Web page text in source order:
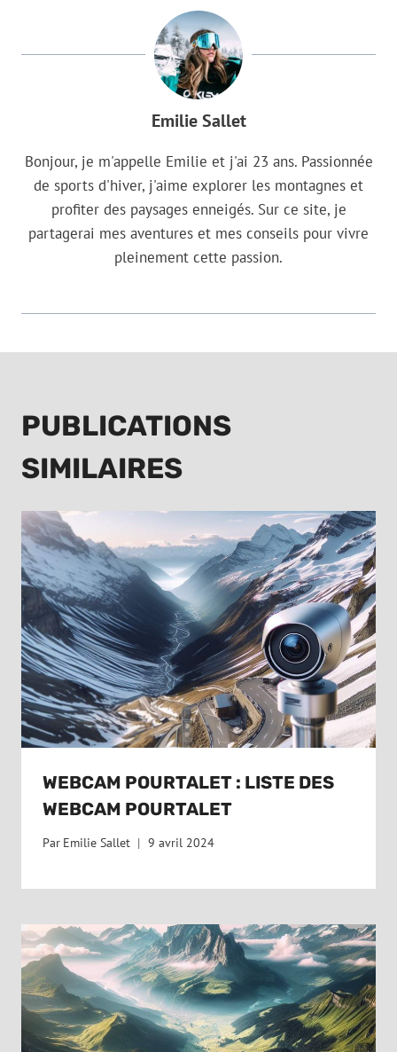
Emilie Sallet
Bonjour, je m'appelle Emilie et j'ai 23 ans. Passionnée
de sports d'hiver, j'aime explorer les montagnes et
profiter des paysages enneigés. Sur ce site, je
partagerai mes aventures et mes conseils pour vivre
pleinement cette passion.
PUBLICATIONS
SIMILAIRES
WEBCAM POURTALET : LISTE DES
WEBCAM POURTALET
Par Emilie Sallet 9 avril 2024